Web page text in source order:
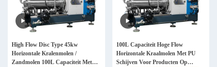
High Flow Disc Type 45kw
Horizontale Kralenmolen /
Zandmolen 100L Capaciteit Met
100L Capaciteit Hoge Flow
Horizontale Kraalmolen Met PU
Schijven Voor Producten Op